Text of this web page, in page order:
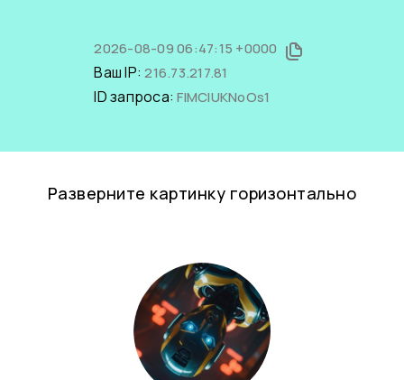
2026-08-09 06:47:15 +0000
Ваш IP:216.73.217.81
ID запроса:FlMClUKNoOs1
Разверните картинку горизонтально